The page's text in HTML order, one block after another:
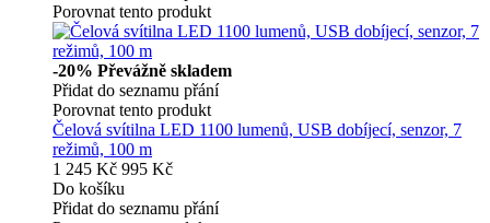
Porovnat tento produkt
-20% Převážně skladem
Přidat do seznamu přání
Porovnat tento produkt
Čelová svítilna LED 1100 lumenů, USB dobíjecí, senzor, 7
režimů, 100 m
1 245 Kč 995 Kč
Do košíku
Přidat do seznamu přání